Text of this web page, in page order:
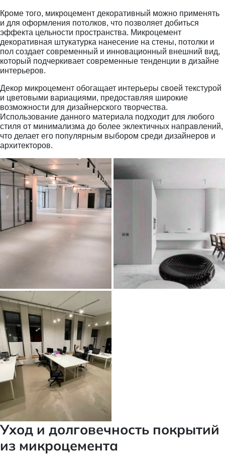
Кроме того, микроцемент декоративный можно применять
и для оформления потолков, что позволяет добиться
эффекта цельности пространства. Микроцемент
декоративная штукатурка нанесение на стены, потолки и
пол создает современный и инновационный внешний вид,
который подчеркивает современные тенденции в дизайне
интерьеров.
Декор микроцемент обогащает интерьеры своей текстурой
и цветовыми вариациями, предоставляя широкие
возможности для дизайнерского творчества.
Использование данного материала подходит для любого
стиля от минимализма до более эклектичных направлений,
что делает его популярным выбором среди дизайнеров и
архитекторов.
Уход и долговечность покрытий
из микроцемента